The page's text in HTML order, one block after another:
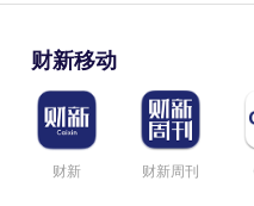
财新移动
财新 财新周刊